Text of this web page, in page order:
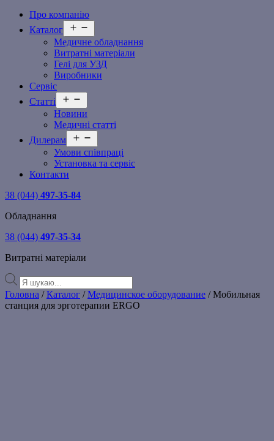
Про компанію
Каталог
меню
Медичне обладнання
Витратні матеріали
Гелі для УЗД
Виробники
Сервіс
Статті
меню
Новини
Медичні статті
Дилерам
меню
Умови співпраці
Установка та сервіс
Контакти
38 (044) 497-35-84
Обладнання
38 (044) 497-35-34
Витратні матеріали
Products
search
Головна /Каталог /Медицинское оборудование / Мобильная
станция для эрготерапии ERGO